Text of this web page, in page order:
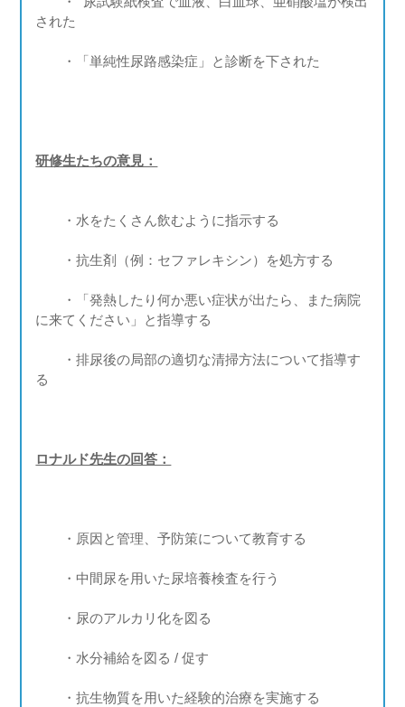
された
・「単純性尿路感染症」と診断を下された
研修生たちの意見：
・水をたくさん飲むように指示する
・抗生剤（例：セファレキシン）を処方する
・「発熱したり何か悪い症状が出たら、また病院
に来てください」と指導する
・排尿後の局部の適切な清掃方法について指導す
る
ロナルド先生の回答：
・原因と管理、予防策について教育する
・中間尿を用いた尿培養検査を行う
・尿のアルカリ化を図る
・水分補給を図る / 促す
・抗生物質を用いた経験的治療を実施する